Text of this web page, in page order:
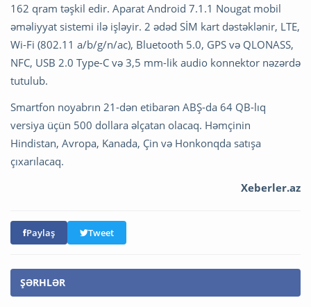
162 qram təşkil edir. Aparat Android 7.1.1 Nougat mobil
əməliyyat sistemi ilə işləyir. 2 ədəd SİM kart dəstəklənir, LTE,
Wi-Fi (802.11 a/b/g/n/ac), Bluetooth 5.0, GPS və QLONASS,
NFC, USB 2.0 Type-C və 3,5 mm-lik audio konnektor nəzərdə
tutulub.
Smartfon noyabrın 21-dən etibarən ABŞ-da 64 QB-lıq
versiya üçün 500 dollara əlçatan olacaq. Həmçinin
Hindistan, Avropa, Kanada, Çin və Honkonqda satışa
çıxarılacaq.
Xeberler.az
Paylaş Tweet
ŞƏRHLƏR